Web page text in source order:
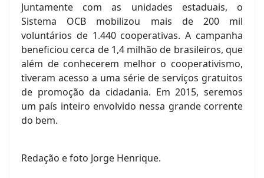
Juntamente com as unidades estaduais, o
Sistema OCB mobilizou mais de 200 mil
voluntários de 1.440 cooperativas. A campanha
beneficiou cerca de 1,4 milhão de brasileiros, que
além de conhecerem melhor o cooperativismo,
tiveram acesso a uma série de serviços gratuitos
de promoção da cidadania. Em 2015, seremos
um país inteiro envolvido nessa grande corrente
do bem.
Redação e foto Jorge Henrique.